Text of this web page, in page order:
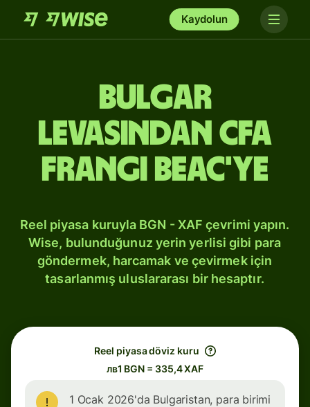
Kaydolun
Bulgar
levasından CFA
Frangı BEAC'ye
Reel piyasa kuruyla BGN - XAF çevrimi yapın.
Wise, bulunduğunuz yerin yerlisi gibi para
göndermek, harcamak ve çevirmek için
tasarlanmış uluslararası bir hesaptır.
Reel piyasa döviz kuru
лв1 BGN = 335,4 XAF
1 Ocak 2026'da Bulgaristan, para birimi